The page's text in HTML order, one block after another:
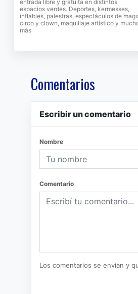
entrada libre y gratuita en distintos
espacios verdes. Deportes, kermesses,
inflables, palestras, espectáculos de
circo y clown, maquillaje artístico y
más
Comentarios
Escribir un comentario
Nombre
Comentario
Los comentarios se envían y